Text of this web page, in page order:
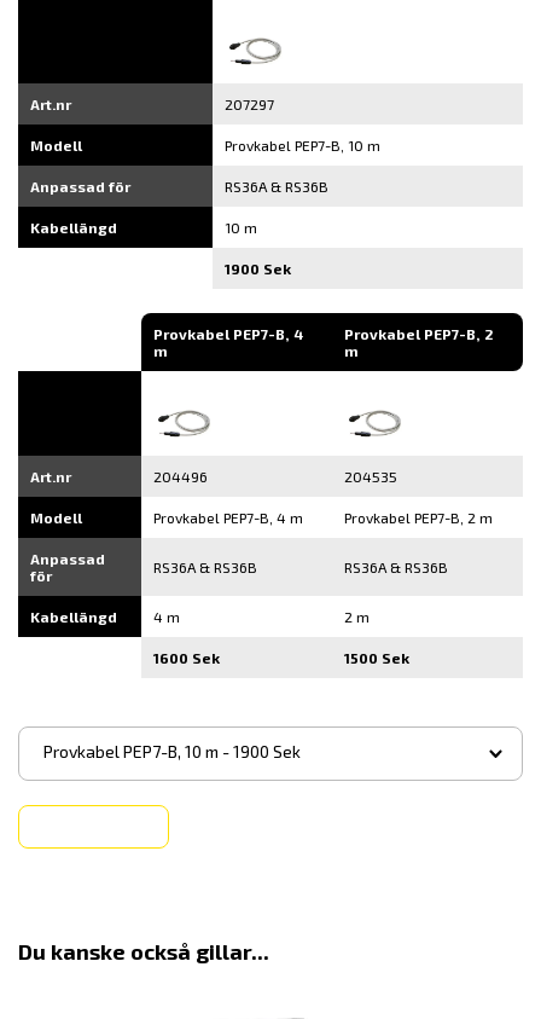
Art.nr 207297
Modell Provkabel PEP7-B, 10 m
Anpassad för RS36A & RS36B
Kabellängd 10 m
1900 Sek
Provkabel PEP7-B, 4
m
Provkabel PEP7-B, 2
m
Art.nr 204496 204535
Modell Provkabel PEP7-B, 4 m Provkabel PEP7-B, 2 m
Anpassad
för
RS36A & RS36B RS36A & RS36B
Kabellängd 4 m 2 m
1600 Sek 1500 Sek
Provkabel PEP7-B, 10 m - 1900 Sek
▾
Du kanske också gillar...